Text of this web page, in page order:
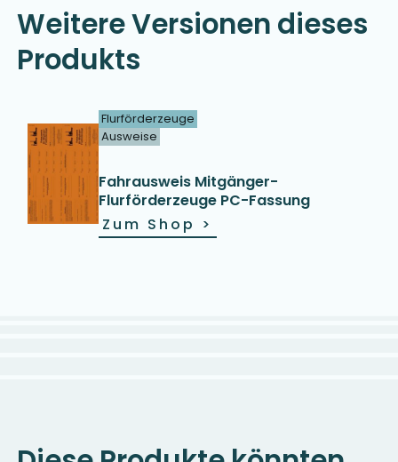
Weitere Versionen dieses
Produkts
Flurförderzeuge
Ausweise
Fahrausweis Mitgänger-
Flurförderzeuge PC-Fassung
Zum Shop >